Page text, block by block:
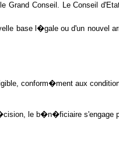
Grand Conseil. Le Conseil
base l�gale ou d'un nouvel
conform�ment aux
le b�n�ficiaire